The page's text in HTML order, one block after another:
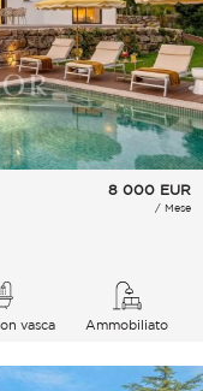
8 000 EUR
/ Mese
vasca Ammobiliato